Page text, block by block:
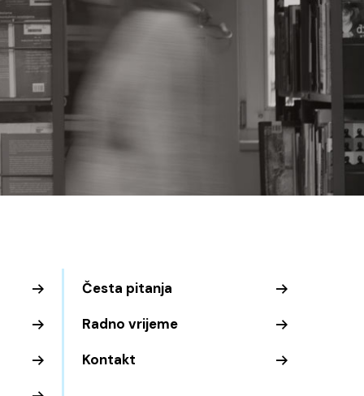
Česta pitanja
Radno vrijeme
Kontakt